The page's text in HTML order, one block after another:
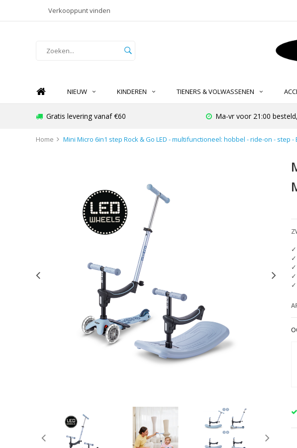
Verkooppunt vinden
NIEUW KINDEREN TIENERS & VOLWASSENEN
Gratis levering vanaf €60 Ma-vr voor 21:00
Home Mini Micro 6in1 step Rock & Go LED - multifunctioneel: hobbel - ride-on - step -